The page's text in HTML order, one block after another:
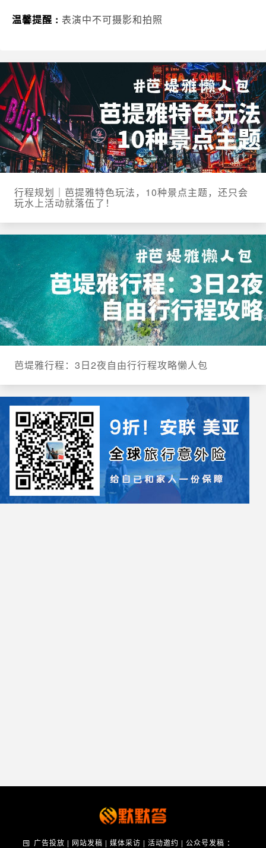
温馨提醒 : 表演中不可摄影和拍照
行程规划｜芭提雅特色玩法，10种景点主题，还只会
玩水上活动就落伍了！
芭堤雅行程：3日2夜自由行行程攻略懒人包
广告投放 | 网站发稿 | 媒体采访 | 活动邀约 | 公众号发稿 ：